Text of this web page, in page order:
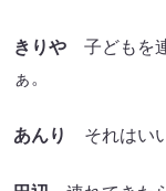
きりや 子どもを
ぁ。
あんり それはい